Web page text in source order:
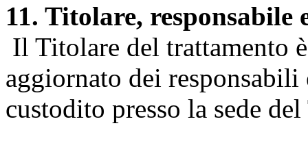
11. Titolare, responsabile
Il Titolare del trattamento
aggiornato dei
custodito presso la sede